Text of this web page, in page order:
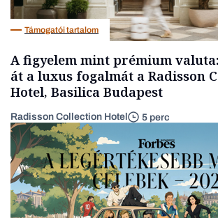
Támogatói tartalom
A figyelem mint prémium
át a luxus fogalmát a Radisson
Hotel, Basilica Budapest
Radisson Collection Hotel 5 perc